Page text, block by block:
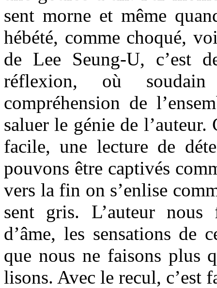
sent morne et même
hébété, comme choqué,
de Lee Seung-U, c’est
réflexion, où
compréhension de
saluer le génie de l’auteur.
facile, une lecture de
pouvons être captivés
vers la fin on s’enlise
sent gris. L’auteur
d’âme, les sensations de
que nous ne faisons plus
lisons. Avec le recul, c’est